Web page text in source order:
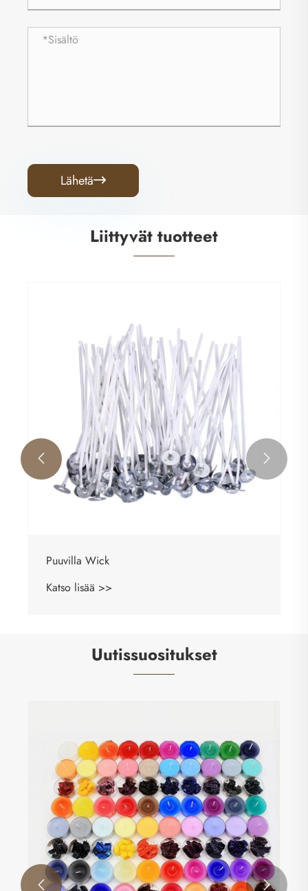
Lähetä
Liittyvät tuotteet
Puuvilla Wick
Katso lisää >>
 
Uutissuositukset
 